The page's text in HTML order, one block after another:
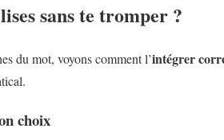
sans te tromper ?
du mot, voyons comment l’intégrer
choix